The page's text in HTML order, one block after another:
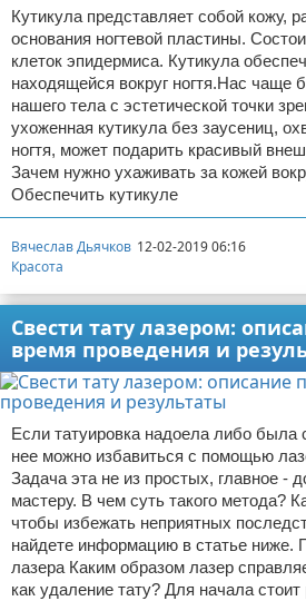
Кутикула представляет собой кожу,
основания ногтевой пластины.
клеток эпидермиса. Кутикула
находящейся вокруг ногтя.Нас чаще
нашего тела с эстетической точки
ухоженная кутикула без заусениц,
ногтя, может подарить красивый
Зачем нужно ухаживать за кожей
Обеспечить кутикуле
Вячеслав Дьячков 12-02-2019 06:16
Красота
Свести тату лазером:
время проведения и
Если татуировка надоела либо была
нее можно избавиться с помощью
Задача эта не из простых, главное -
мастеру. В чем суть такого метода?
чтобы избежать неприятных
найдете информацию в статье ниже.
лазера Каким образом лазер
как удаление тату? Для начала